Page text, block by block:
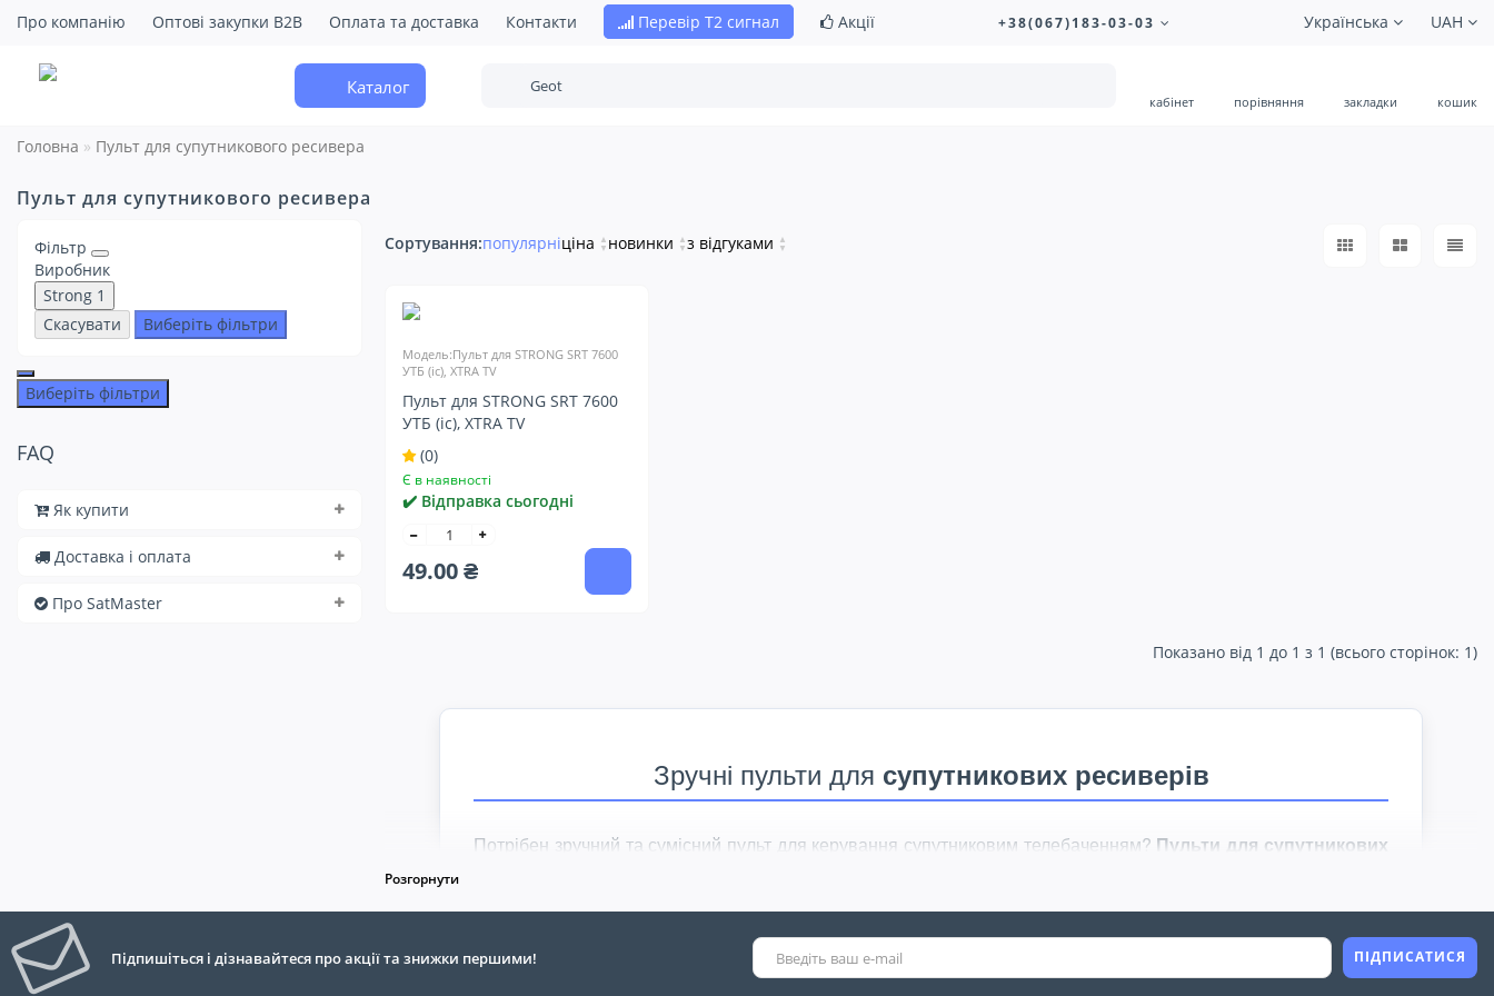
Про компанію Оптові закупки B2B Оплата та доставка Контакти Перевір Т2 сигнал Акції +38(067)183-03-03 UAH
Українська
Каталог
кабінет порівняння закладки кошик
Головна Пульт для супутникового ресивера
Пульт для супутникового ресивера
Фільтр
Виробник
Strong 1
Скасувати
Виберіть фільтри
Виберіть фільтри
FAQ
Як купити
Доставка і оплата
Про SatMaster
Сортування:популярніціна ▲
▼ новинки ▲
▼з відгуками ▲
▼
Модель:Пульт для STRONG SRT 7600
УТБ (ic), XTRA TV
Пульт для STRONG SRT 7600
УТБ (ic), XTRA TV
(0)
Є в наявності
✔️ Відправка сьогодні
49.00 ₴
Показано від 1 до 1 з 1 (всього сторінок: 1)
Зручні пульти для супутникових ресиверів
Потрібен зручний та сумісний пульт для керування супутниковим телебаченням? Пульти для супутникових
Доступні універсальні моделі, які можуть замінити оригінальний пульт або працювати з кількома пристроями
Розгорнути
Підпишіться і дізнавайтеся про акції та знижки першими! ПІДПИСАТИСЯ